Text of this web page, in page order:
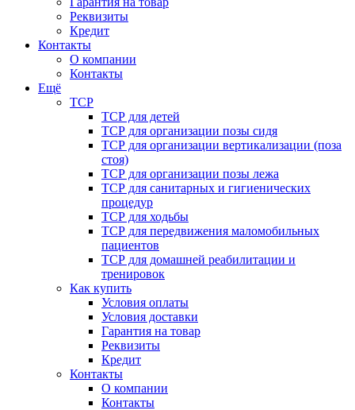
Реквизиты
Кредит
Контакты
О компании
Контакты
Ещё
ТСР
ТСР для детей
ТСР для организации позы сидя
ТСР для организации вертикализации (поза
стоя)
ТСР для организации позы лежа
ТСР для санитарных и гигиенических
процедур
ТСР для ходьбы
ТСР для передвижения маломобильных
пациентов
ТСР для домашней реабилитации и
тренировок
Как купить
Условия оплаты
Условия доставки
Гарантия на товар
Реквизиты
Кредит
Контакты
О компании
Контакты